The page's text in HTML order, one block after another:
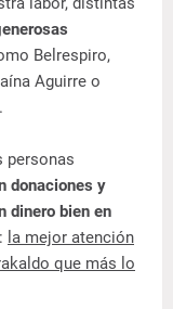
Belrespiro,
Aguirre o
personas
donaciones y
dinero bien en
la mejor atención
que más lo